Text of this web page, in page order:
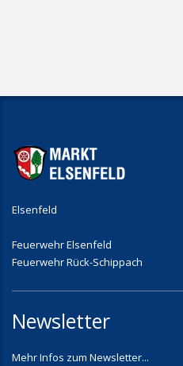
Elsenfeld
Feuerwehr Elsenfeld
Feuerwehr Rück-Schippach
Newsletter
Mehr Infos zum Newsletter...